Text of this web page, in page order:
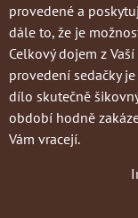
provedené a
dále to, že je
Celkový dojem z
provedení sedačky
dílo skutečně
období hodně
Vám vracejí.